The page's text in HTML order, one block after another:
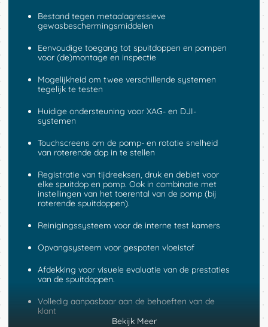
Bestand tegen metaalagressieve
gewasbeschermingsmiddelen
Eenvoudige toegang tot spuitdoppen en pompen
voor (de)montage en inspectie
Mogelijkheid om twee verschillende systemen
tegelijk te testen
Huidige ondersteuning voor XAG- en DJI-
systemen
Touchscreens om de pomp- en rotatie snelheid
van roterende dop in te stellen
Registratie van tijdreeksen, druk en debiet voor
elke spuitdop en pomp. Ook in combinatie met
instellingen van het toerental van de pomp (bij
roterende spuitdoppen).
Reinigingssysteem voor de interne test kamers
Opvangsysteem voor gespoten vloeistof
Afdekking voor visuele evaluatie van de prestaties
van de spuitdoppen.
Volledig aanpasbaar aan de behoeften van de
klant
Bekijk Meer